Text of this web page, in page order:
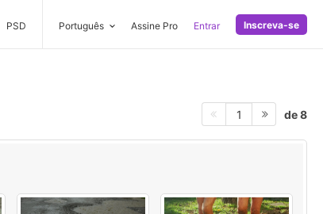
PSD Português Assine Pro Entrar Inscreva-se
1 de 8